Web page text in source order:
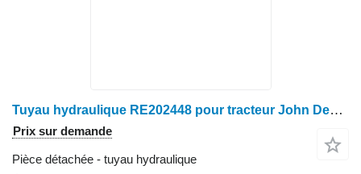
Tuyau hydraulique RE202448 pour tracteur John Deere 8120, 8220, 8320, 8420, 8520, 8130, 8230, 8330, 8430, 8530, 8225R, 8235R, 8245R, 8260R, 8270R, 8285R, 8295R, 8310R, 8320R, 8335R, 8345R, 8360R, 8370R
Prix sur demande
Pièce détachée - tuyau hydraulique